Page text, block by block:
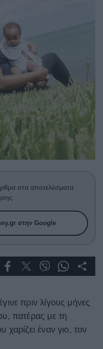
στα αποτελέσματα
στην Google
πριν λίγους μήνες
πατέρας με τη
έναν γιο, τον